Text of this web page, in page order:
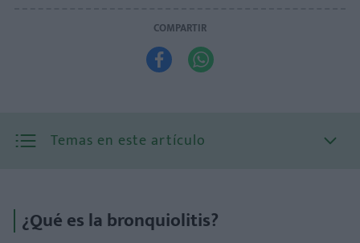
COMPARTIR
 
Temas en este artículo
¿Qué es la bronquiolitis?